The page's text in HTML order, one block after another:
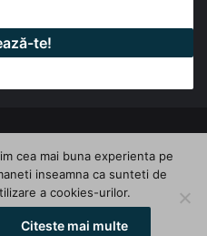
LinkedInYouTube
cea mai buna experienta pe
inseamna ca sunteti de
a cookies-urilor.
Citeste mai multe